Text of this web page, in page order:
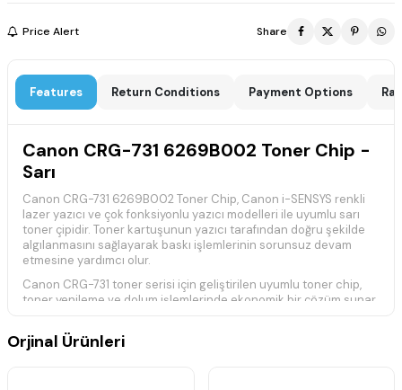
Price Alert Share
Features Return Conditions Payment Options
Canon CRG-731 6269B002 Toner Chip -
Sarı
Canon CRG-731 6269B002 Toner Chip, Canon i-SENSYS renkli
lazer yazıcı ve çok fonksiyonlu yazıcı modelleri ile uyumlu sarı
toner çipidir. Toner kartuşunun yazıcı tarafından doğru şekilde
algılanmasını sağlayarak baskı işlemlerinin sorunsuz devam
etmesine yardımcı olur.
Canon CRG-731 toner serisi için geliştirilen uyumlu toner chip,
toner yenileme ve dolum işlemlerinde ekonomik bir çözüm sunar.
kullanım sağlar.
Teknik Özellikler
Orjinal Ürünleri